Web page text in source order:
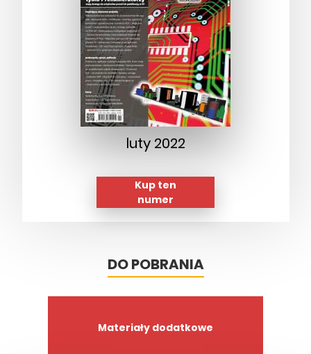
luty 2022
Kup ten
numer
DO POBRANIA
Materiały dodatkowe